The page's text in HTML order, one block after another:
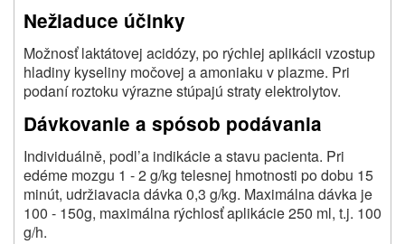
Nežiaduce účinky
Možnosť laktátovej acidózy, po rýchlej aplikácii vzostup
hladiny kyseliny močovej a amoniaku v plazme. Pri
podaní roztoku výrazne stúpajú straty elektrolytov.
Dávkovanie a spósob podávania
Individuálně, podl’a indikácie a stavu pacienta. Pri
edéme mozgu 1 - 2 g/kg telesnej hmotnosti po dobu 15
minút, udržiavacia dávka 0,3 g/kg. Maximálna dávka je
100 - 150g, maximálna rýchlosť aplikácie 250 ml, t.j. 100
g/h.